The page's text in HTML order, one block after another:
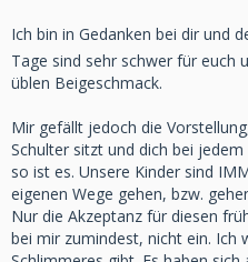
Ich bin in Gedanken bei dir und
Tage sind sehr schwer für euch
üblen Beigeschmack.
Mir gefällt jedoch die
Schulter sitzt und dich bei
so ist es. Unsere Kinder sind
eigenen Wege gehen, bzw.
Nur die Akzeptanz für diesen
bei mir zumindest, nicht ein. Ich